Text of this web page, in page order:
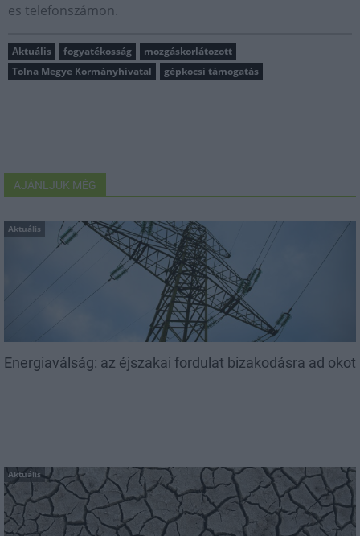
es telefonszámon.
Aktuális fogyatékosság
mozgáskorlátozott
Tolna Megye Kormányhivatal
gépkocsi támogatás
AJÁNLJUK MÉG
Aktuális
Energiaválság: az éjszakai fordulat bizakodásra ad okot
Aktuális